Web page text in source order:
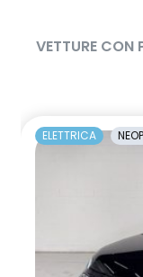
retrovisori esterni
retrovisori esterni
titanio con imp. blu
sistema di controllo
sistema di frenata
VETTURE CON
ELETTRICA